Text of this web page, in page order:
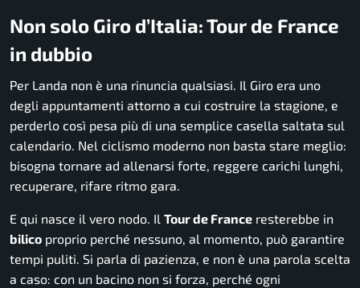
Non solo Giro d’Italia: Tour de France
in dubbio
Per Landa non è una rinuncia qualsiasi. Il Giro era uno
degli appuntamenti attorno a cui costruire la stagione, e
perderlo così pesa più di una semplice casella saltata sul
calendario. Nel ciclismo moderno non basta stare meglio:
bisogna tornare ad allenarsi forte, reggere carichi lunghi,
recuperare, rifare ritmo gara.
E qui nasce il vero nodo. Il Tour de France resterebbe in
bilico proprio perché nessuno, al momento, può garantire
tempi puliti. Si parla di pazienza, e non è una parola scelta
a caso: con un bacino non si forza, perché ogni